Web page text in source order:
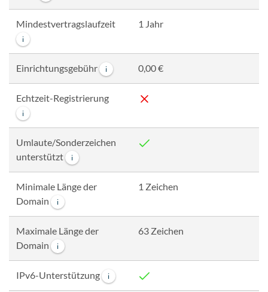
Mindestvertragslaufzeit
i
1 Jahr
Einrichtungsgebühr i 0,00 €
Echtzeit-Registrierung
i
Umlaute/Sonderzeichen
unterstützt
i
Minimale Länge der
Domain
i
1 Zeichen
Maximale Länge der
Domain
i
63 Zeichen
IPv6-Unterstützung i